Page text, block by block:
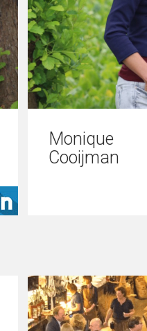
Monique
Cooijman